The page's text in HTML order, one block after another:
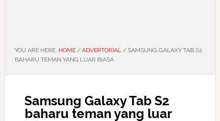
YOU ARE HERE: HOME / ADVERTORIAL /SAMSUNG GALAXY TAB S2
BAHARU TEMAN YANG LUAR BIASA
Samsung Galaxy Tab S2
baharu teman yang luar